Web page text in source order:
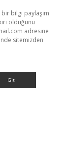
bilgi paylaşım
olduğunu
adresine
sitemizden